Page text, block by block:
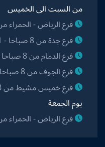
من السبت الى الخميس
فرع الرياض - الحمراء من 8 صباحا - 11 مساءا
فرع جدة من 8 صباحا - 11 مساءا
فرع الدمام من 8 صباحا - 10 مساءا
فرع الجوف من 8 صباحا - 9 مساءا
فرع خميس مشيط من 8 صباحا - 10 مساءا
يوم الجمعة
فرع الرياض - الحمراء من 2 مساءا - 11 مساءا